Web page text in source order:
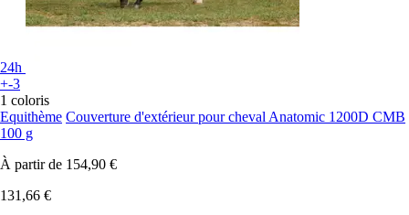
24h
+-3
1 coloris
Equithème Couverture d'extérieur pour cheval Anatomic 1200D CMB
100 g
À partir de 154,90 €
131,66 €